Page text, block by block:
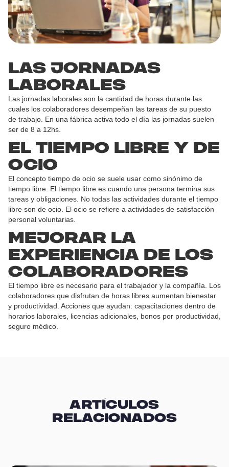
Las jornadas
laborales
Las jornadas laborales son la cantidad de horas durante las
cuales los colaboradores desempeñan las tareas de su puesto
de trabajo. En una fábrica activa todo el día las jornadas suelen
ser de 8 a 12hs.
El tiempo libre y de
ocio
El concepto tiempo de ocio se suele usar como sinónimo de
tiempo libre. El tiempo libre es cuando una persona termina sus
tareas y obligaciones. No todas las actividades durante el tiempo
libre son de ocio. El ocio se refiere a actividades de satisfacción
personal voluntarias.
Mejorar la
experiencia de los
colaboradores
El tiempo libre es necesario para el trabajador y la compañía. Los
colaboradores que disfrutan de horas libres aumentan bienestar
y productividad. Acciones que ayudan: capacitaciones dentro de
horarios laborales, licencias adicionales, bonos por productividad,
seguro médico.
Artículos
relacionados